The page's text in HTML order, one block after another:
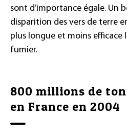
sont d’importance égale. Un
disparition des vers de terre
plus longue et moins efficace
fumier.
800 millions de
en France en 2004